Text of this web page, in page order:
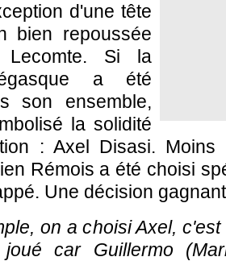
d'une tête
bien repoussée
Lecomte. Si la
a été
son ensemble,
la solidité
: Axel Disasi. Moins
Rémois a été choisi
Une décision
on a choisi Axel,
car Guillermo